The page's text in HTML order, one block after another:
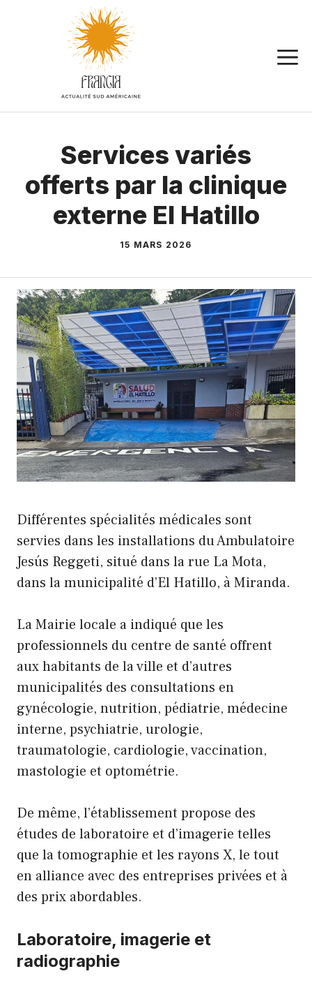
Services variés
offerts par la clinique
externe El Hatillo
15 MARS 2026
Différentes spécialités médicales sont
servies dans les installations du Ambulatoire
Jesús Reggeti, situé dans la rue La Mota,
dans la municipalité d’El Hatillo, à Miranda.
La Mairie locale a indiqué que les
professionnels du centre de santé offrent
aux habitants de la ville et d’autres
municipalités des consultations en
gynécologie, nutrition, pédiatrie, médecine
interne, psychiatrie, urologie,
traumatologie, cardiologie, vaccination,
mastologie et optométrie.
De même, l’établissement propose des
études de laboratoire et d’imagerie telles
que la tomographie et les rayons X, le tout
en alliance avec des entreprises privées et à
des prix abordables.
Laboratoire, imagerie et
radiographie